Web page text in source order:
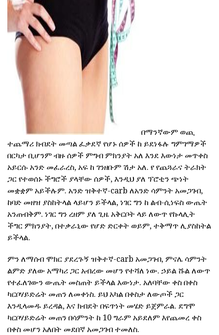
ad
በማንኛውም ወጪ
ተጨማሪ ክብደት መጣል ፈቃደኛ የሆኑ ሰዎች ከ ይደነፋሉ ግምገማዎች
በርካታ ቢሆንም ብዙ ሰዎች ምግብ ምክንያት አለ እንደ እውነታ መጥቀስ
አይርሱ አንድ መፈራረስ, አፍ ከ ገንዘቡም ሽታ አለ. የ የጨጓራና ትራክት
ጋር የተወሰኑ ችግሮች ያላቸው ሰዎች, እንዲህ ያለ ፕሮቲን ጭነት
መቋቋም አይችሉም. አንድ ዝቅተኛ-carb ለአንድ ሳምንት አመጋገብ,
ከባድ መዘዝ ያስከትላል ላይሆን ይችላል, ነገር ግን ከ ልብ-ሲነፍስ ውጤት
አንጠብቅም. ነገር ግን ረዘም ያለ ጊዜ አቅርቦት ላይ ለውጥ የኩላሊት
ችግር ምክንያት, በተቃራኒው የሆድ ድርቀት ወይም, ተቅማጥ ሊያስከትል
ይችላል.
ምን ለማሰብ ሞክር ያደረጉኝ ዝቅተኛ-carb አመጋገብ, ምናሌ ሳምንት
ልምድ ያለው አማካሪ ጋር አብረው መሆን የተሻለ ነው. ኃይል ሹል ለውጥ
የተፈለገውን ውጤት መስጠት ይችላል እውነታ. አለባቸው ቀስ በቀስ
ካርቦሃይድሬት መጠን ለመቀነስ. ይህ አካል በቀስታ ለውጦች ጋር
እንዲላመዱ ይረዳል, እና ክብደት በፍጥነት መሄድ ይጀምራል. ደግሞ
ካርቦሃይድሬት መጠን በሳምንት ከ 10 ግራም አይደለም እየጨመረ ቀስ
በቀስ መሆን አለበት መደበኛ አመጋገብ ተመለስ.